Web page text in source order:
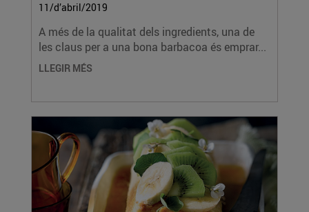
11/d’abril/2019
A més de la qualitat dels ingredients, una de
les claus per a una bona barbacoa és emprar...
LLEGIR MÉS